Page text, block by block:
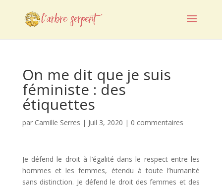
On me dit que je suis
féministe : des
étiquettes
par Camille Serres | Juil 3, 2020 | 0 commentaires
Je défend le droit à l’égalité dans le respect entre les
hommes et les femmes, étendu à toute l’humanité
sans distinction. Je défend le droit des femmes et des